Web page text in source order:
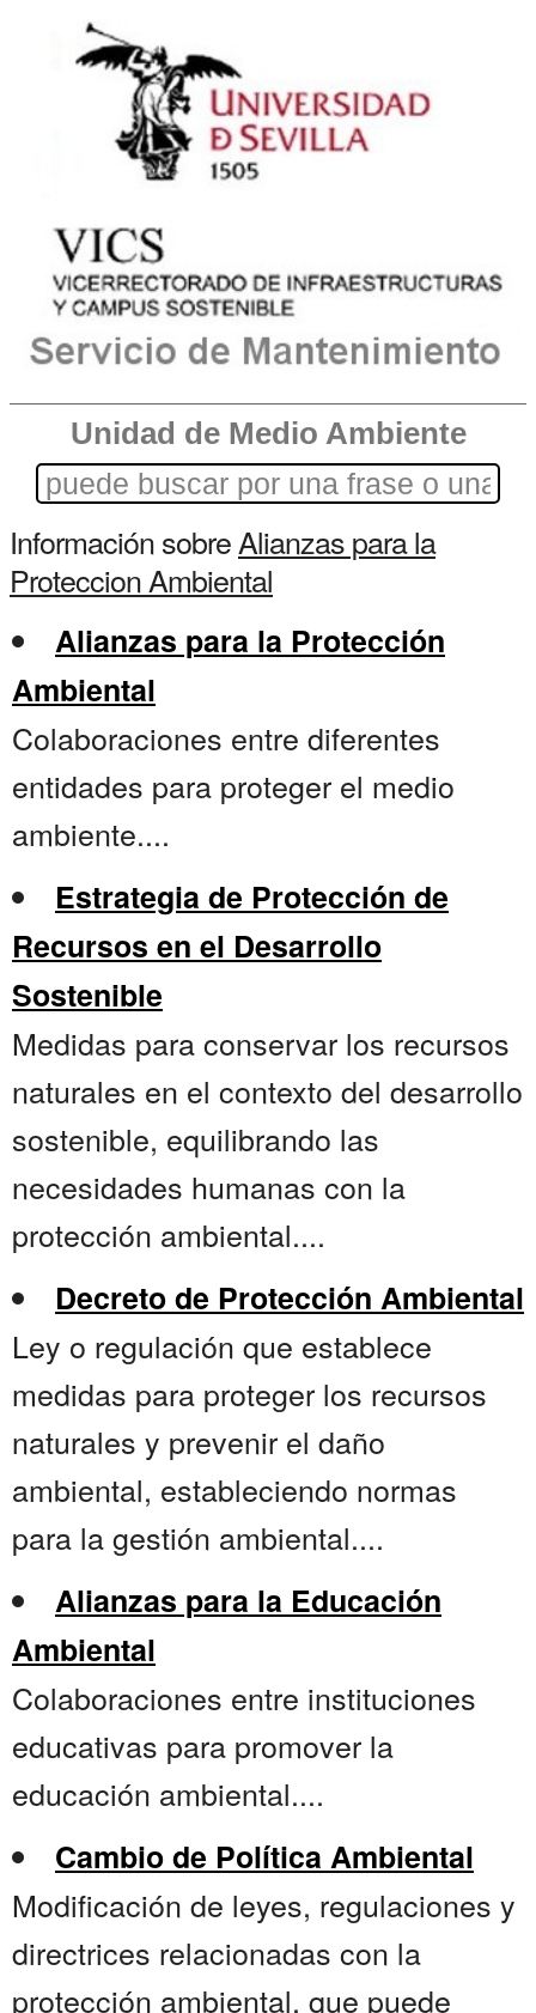
Unidad de Medio Ambiente
Información sobreAlianzas para la
Proteccion Ambiental
Alianzas para la Protección
Ambiental
Colaboraciones entre diferentes
entidades para proteger el medio
ambiente....
Estrategia de Protección de
Recursos en el Desarrollo
Sostenible
Medidas para conservar los recursos
naturales en el contexto del desarrollo
sostenible, equilibrando las
necesidades humanas con la
protección ambiental....
Decreto de Protección Ambiental
Ley o regulación que establece
medidas para proteger los recursos
naturales y prevenir el daño
ambiental, estableciendo normas
para la gestión ambiental....
Alianzas para la Educación
Ambiental
Colaboraciones entre instituciones
educativas para promover la
educación ambiental....
Cambio de Política Ambiental
Modificación de leyes, regulaciones y
directrices relacionadas con la
protección ambiental, que puede